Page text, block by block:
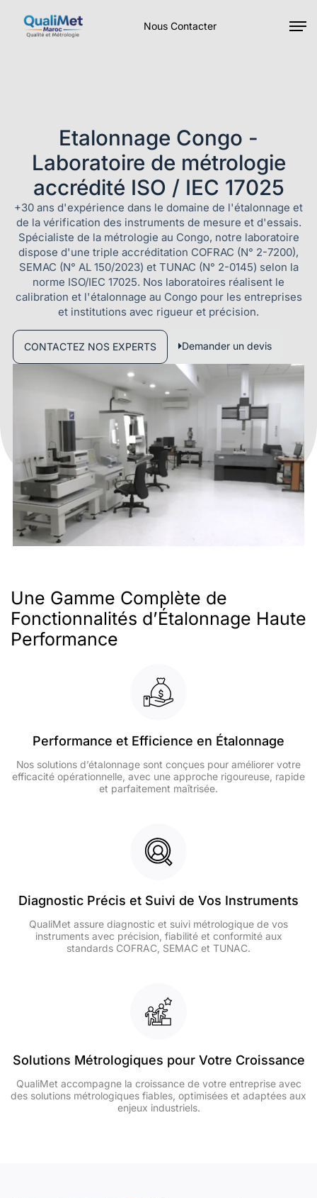
Nous Contacter
Etalonnage Congo -
Laboratoire de métrologie
accrédité ISO / IEC 17025
+30 ans d'expérience dans le domaine de l'étalonnage et
de la vérification des instruments de mesure et d'essais.
Spécialiste de la métrologie au Congo, notre laboratoire
dispose d'une triple accréditation COFRAC (N° 2-7200),
SEMAC (N° AL 150/2023) et TUNAC (N° 2-0145) selon la
norme ISO/IEC 17025. Nos laboratoires réalisent le
calibration et l'étalonnage au Congo pour les entreprises
et institutions avec rigueur et précision.
CONTACTEZ NOS EXPERTS Demander un devis
Une Gamme Complète de
Fonctionnalités d’Étalonnage Haute
Performance
Performance et Efficience en Étalonnage
Nos solutions d’étalonnage sont conçues pour améliorer votre
efficacité opérationnelle, avec une approche rigoureuse, rapide
et parfaitement maîtrisée.
Diagnostic Précis et Suivi de Vos Instruments
QualiMet assure diagnostic et suivi métrologique de vos
instruments avec précision, fiabilité et conformité aux
standards COFRAC, SEMAC et TUNAC.
Solutions Métrologiques pour Votre Croissance
QualiMet accompagne la croissance de votre entreprise avec
des solutions métrologiques fiables, optimisées et adaptées aux
enjeux industriels.